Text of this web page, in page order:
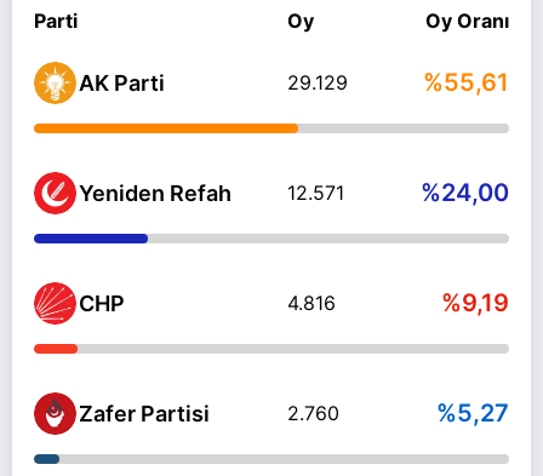
Parti Oy Oy Oranı
AK Parti 29.129 %55,61
Yeniden Refah 12.571 %24,00
CHP 4.816 %9,19
Zafer Partisi 2.760 %5,27